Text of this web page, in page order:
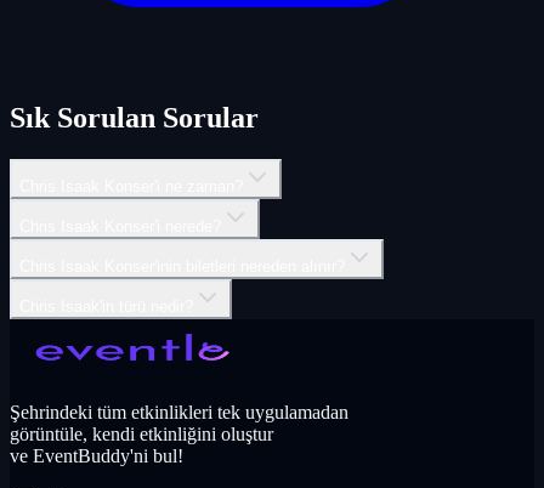
Sık Sorulan Sorular
Şehrindeki tüm etkinlikleri tek uygulamadan
görüntüle, kendi etkinliğini oluştur
ve EventBuddy'ni bul!